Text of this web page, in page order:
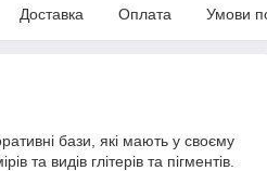
Доставка Оплата Умови
бази, які мають у своєму
та видів глітерів та пігментів.